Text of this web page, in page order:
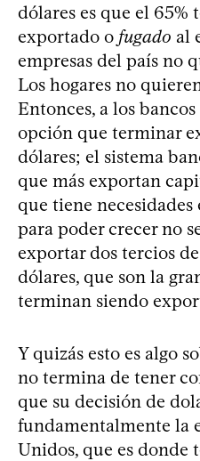
dólares es que el 65%
exportado o fugado al
empresas del país no
Los hogares no
Entonces, a los
opción que terminar
dólares; el sistema
que más exportan
que tiene
para poder crecer no
exportar dos tercios
dólares, que son la
terminan siendo
Y quizás esto es algo
no termina de tener
que su decisión de
fundamentalmente la
Unidos, que es donde